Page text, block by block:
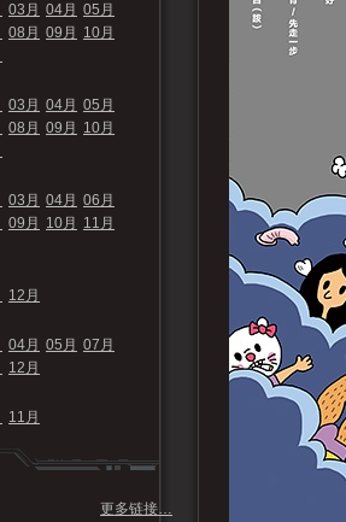
03月 04月 05月
08月 09月
10月
03月 04月 05月
08月 09月
10月
03月 04月 06月
09月 10月
11月
12月
04月 05月 07月
12月
11月
更多链接…